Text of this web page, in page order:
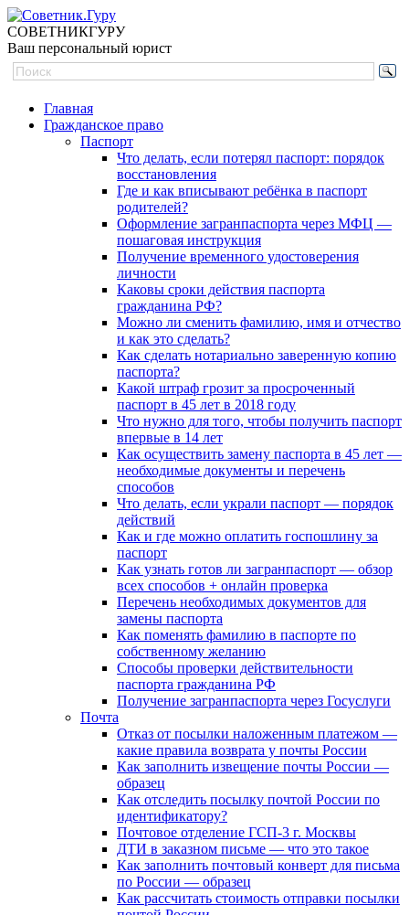
СОВЕТНИКГУРУ
Ваш персональный юрист
Главная
Гражданское право
Паспорт
Что делать, если потерял паспорт: порядок
восстановления
Где и как вписывают ребёнка в паспорт
родителей?
Оформление загранпаспорта через МФЦ —
пошаговая инструкция
Получение временного удостоверения
личности
Каковы сроки действия паспорта
гражданина РФ?
Можно ли сменить фамилию, имя и отчество
и как это сделать?
Как сделать нотариально заверенную копию
паспорта?
Какой штраф грозит за просроченный
паспорт в 45 лет в 2018 году
Что нужно для того, чтобы получить паспорт
впервые в 14 лет
Как осуществить замену паспорта в 45 лет —
необходимые документы и перечень
способов
Что делать, если украли паспорт — порядок
действий
Как и где можно оплатить госпошлину за
паспорт
Как узнать готов ли загранпаспорт — обзор
всех способов + онлайн проверка
Перечень необходимых документов для
замены паспорта
Как поменять фамилию в паспорте по
собственному желанию
Способы проверки действительности
паспорта гражданина РФ
Получение загранпаспорта через Госуслуги
Почта
Отказ от посылки наложенным платежом —
какие правила возврата у почты России
Как заполнить извещение почты России —
образец
Как отследить посылку почтой России по
идентификатору?
Почтовое отделение ГСП-3 г. Москвы
ДТИ в заказном письме — что это такое
Как заполнить почтовый конверт для письма
по России — образец
Как рассчитать стоимость отправки посылки